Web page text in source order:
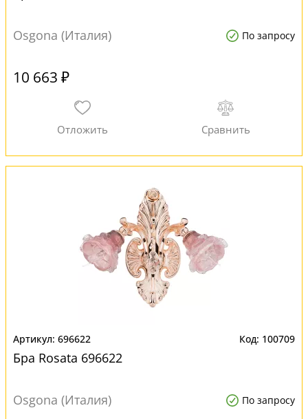
Osgona (Италия) По запросу
10 663 ₽
696622 100709
Бра Rosata 696622
Osgona (Италия) По запросу